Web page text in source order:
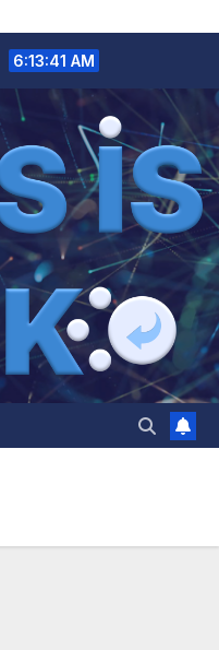
6:13:41 AM